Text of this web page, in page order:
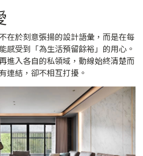
在於刻意張揚的設計語彙，而是在每
感受到「為生活預留餘裕」的用心。
進入各自的私領域，動線始終清楚而
連結，卻不相互打擾。